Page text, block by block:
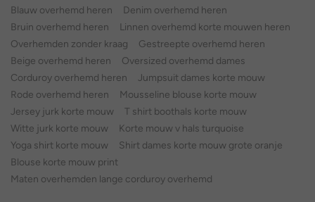
Blauw overhemd heren
Denim overhemd heren
Bruin overhemd heren
Linnen overhemd korte mouwen heren
Overhemden zonder kraag
Gestreepte overhemd heren
Beige overhemd heren
Oversized overhemd dames
Corduroy overhemd heren
Jumpsuit dames korte mouw
Rode overhemd heren
Mousseline blouse korte mouw
Jersey jurk korte mouw
T shirt boothals korte mouw
Witte jurk korte mouw
Korte mouw v hals turquoise
Yoga shirt korte mouw
Shirt dames korte mouw grote oranje
Blouse korte mouw print
Maten overhemden lange corduroy overhemd